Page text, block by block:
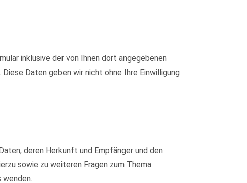
inklusive der von Ihnen dort angegebenen
Daten geben wir nicht ohne Ihre Einwilligung
deren Herkunft und Empfänger und den
sowie zu weiteren Fragen zum Thema